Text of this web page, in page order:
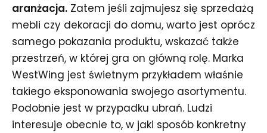
aranżacja. Zatem jeśli zajmujesz się sprzedażą
mebli czy dekoracji do domu, warto jest oprócz
samego pokazania produktu, wskazać także
przestrzeń, w której gra on główną rolę. Marka
WestWing jest świetnym przykładem właśnie
takiego eksponowania swojego asortymentu.
Podobnie jest w przypadku ubrań. Ludzi
interesuje obecnie to, w jaki sposób konkretny